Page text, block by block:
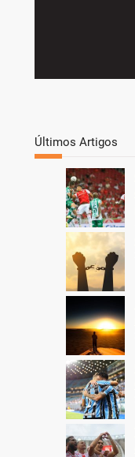
Últimos Artigos